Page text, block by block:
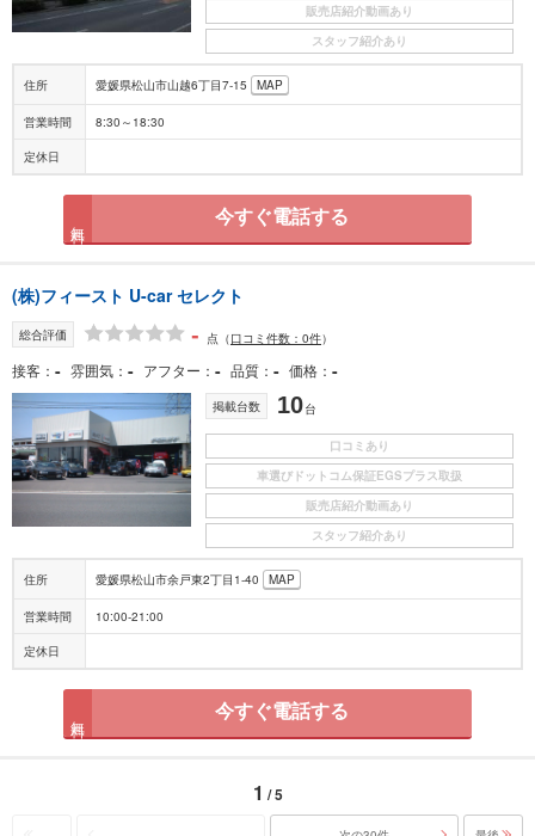
販売店紹介動画あり
スタッフ紹介あり
住所 愛媛県松山市山越6丁目7-15 MAP
営業時間 8:30～18:30
定休日
今すぐ電話する
(株)フィースト U-car セレクト
総合評価 - 点 （口コミ件数：0件）
接客 - 雰囲気 - アフター - 品質 - 価格 -
掲載台数 10台
口コミあり
車選びドットコム保証EGSプラス取扱
販売店紹介動画あり
スタッフ紹介あり
住所 愛媛県松山市余戸東2丁目1-40 MAP
営業時間 10:00-21:00
定休日
今すぐ電話する
1 / 5